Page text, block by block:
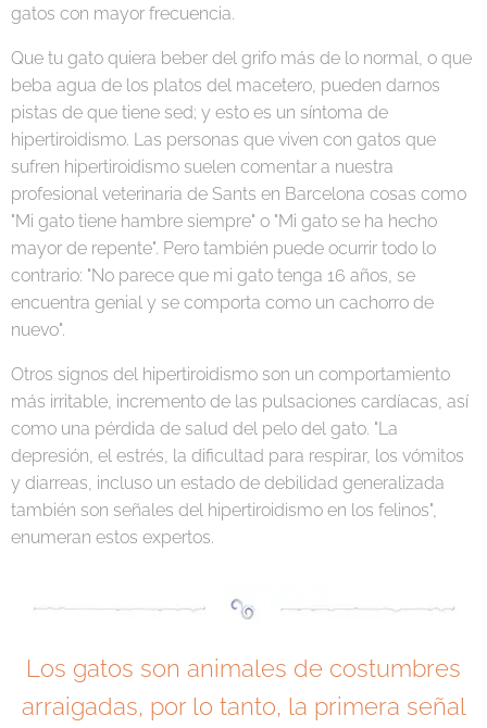
gatos con mayor frecuencia.
Que tu gato quiera beber del grifo más de lo normal, o que
beba agua de los platos del macetero, pueden darnos
pistas de que tiene sed; y esto es un síntoma de
hipertiroidismo. Las personas que viven con gatos que
sufren hipertiroidismo suelen comentar a nuestra
profesional veterinaria de Sants en Barcelona cosas como
"Mi gato tiene hambre siempre" o "Mi gato se ha hecho
mayor de repente". Pero también puede ocurrir todo lo
contrario: "No parece que mi gato tenga 16 años, se
encuentra genial y se comporta como un cachorro de
nuevo".
Otros signos del hipertiroidismo son un comportamiento
más irritable, incremento de las pulsaciones cardíacas, así
como una pérdida de salud del pelo del gato. "La
depresión, el estrés, la dificultad para respirar, los vómitos
y diarreas, incluso un estado de debilidad generalizada
también son señales del hipertiroidismo en los felinos",
enumeran estos expertos.
Los gatos son animales de costumbres
arraigadas, por lo tanto, la primera señal